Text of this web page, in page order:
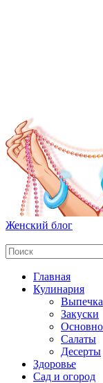
Женский блог
Главная
Кулинария
Выпечка
Закуски
Салаты
Десерты
Здоровье
Сад и огород